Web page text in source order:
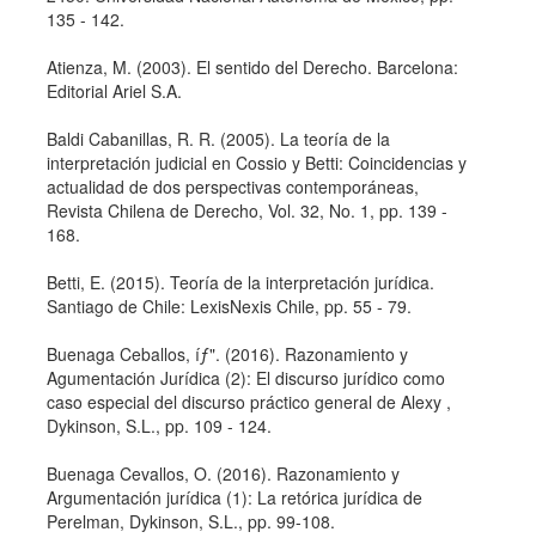
135 - 142.
Atienza, M. (2003). El sentido del Derecho. Barcelona:
Editorial Ariel S.A.
Baldi Cabanillas, R. R. (2005). La teorí­a de la
interpretación judicial en Cossio y Betti: Coincidencias y
actualidad de dos perspectivas contemporáneas,
Revista Chilena de Derecho, Vol. 32, No. 1, pp. 139 -
168.
Betti, E. (2015). Teorí­a de la interpretación jurí­dica.
Santiago de Chile: LexisNexis Chile, pp. 55 - 79.
Buenaga Ceballos, íƒ". (2016). Razonamiento y
Agumentación Jurí­dica (2): El discurso jurí­dico como
caso especial del discurso práctico general de Alexy ,
Dykinson, S.L., pp. 109 - 124.
Buenaga Cevallos, O. (2016). Razonamiento y
Argumentación jurí­dica (1): La retórica jurí­dica de
Perelman, Dykinson, S.L., pp. 99-108.